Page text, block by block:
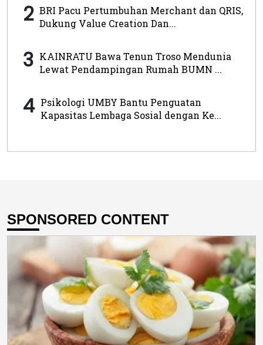
2 BRI Pacu Pertumbuhan Merchant dan QRIS,
Dukung Value Creation Dan...
3 KAINRATU Bawa Tenun Troso Mendunia
Lewat Pendampingan Rumah BUMN ...
4 Psikologi UMBY Bantu Penguatan
Kapasitas Lembaga Sosial dengan Ke...
SPONSORED CONTENT